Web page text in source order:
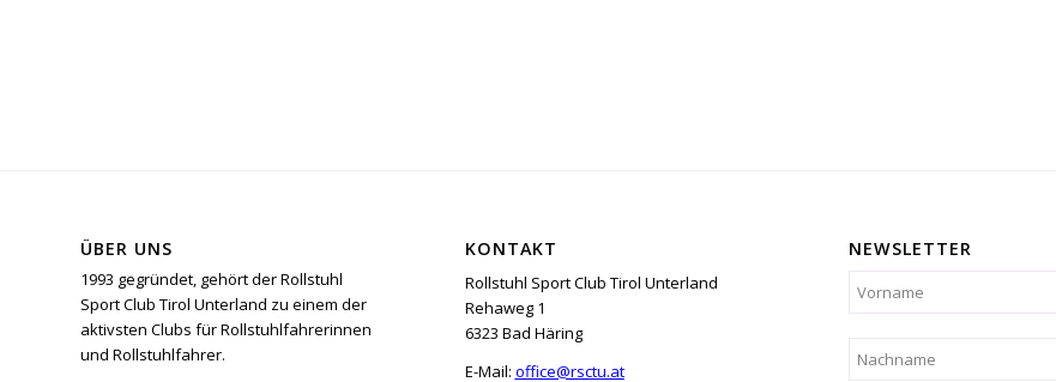
ÜBER UNS
1993 gegründet, gehört der Rollstuhl
Sport Club Tirol Unterland zu einem der
aktivsten Clubs für Rollstuhlfahrerinnen
und Rollstuhlfahrer.
KONTAKT
Rollstuhl Sport Club Tirol Unterland
Rehaweg 1
6323 Bad Häring
E-Mail: office@rsctu.at
NEWSLETTER